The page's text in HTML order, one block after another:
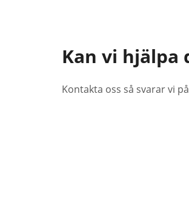
Kan vi hjälpa
Kontakta oss så svarar vi